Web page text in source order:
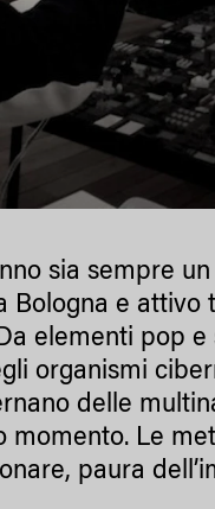
sia sempre
Bologna e attivo
elementi pop
organismi
delle
momento. Le
paura